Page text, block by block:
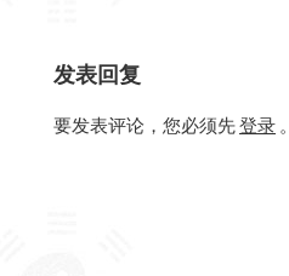
发表回复
要发表评论，您必须先登录 。